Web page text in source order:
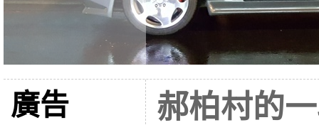
廣告
郝柏村的